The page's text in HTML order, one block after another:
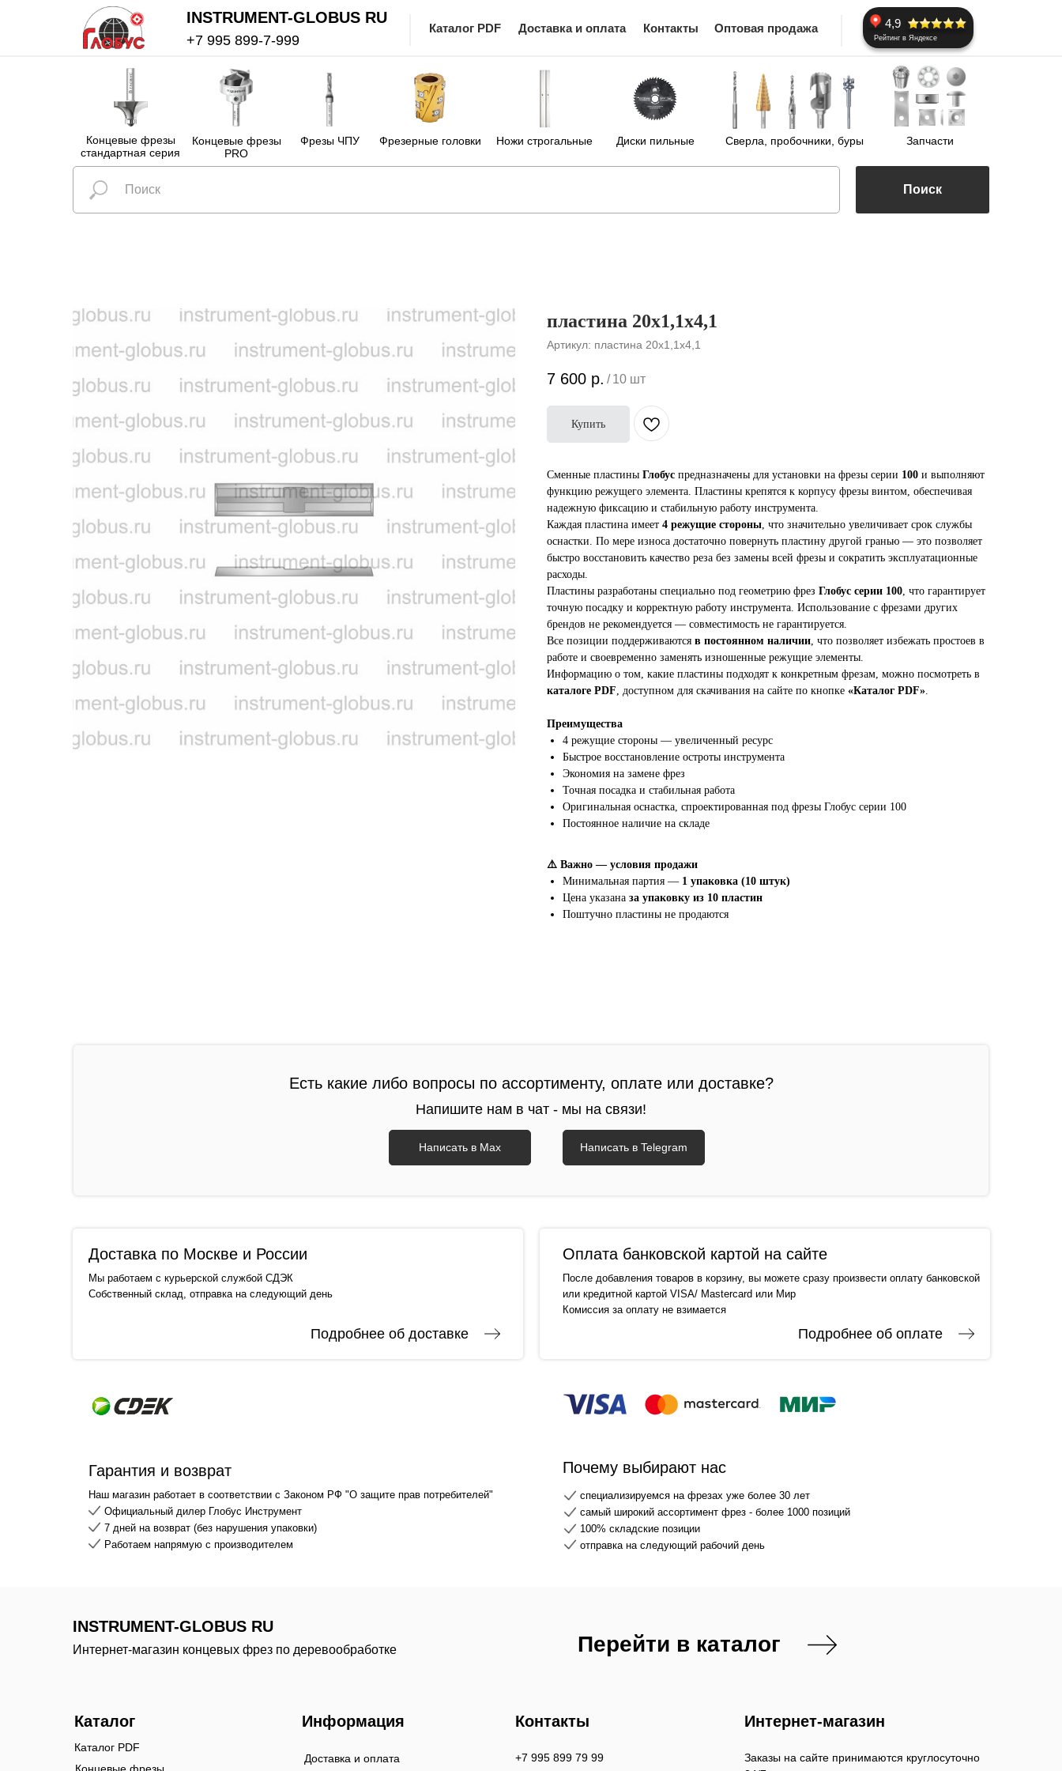
Концевые фрезы
стандартная серия
Ножи строгальные
Концевые фрезы
PRO
Фрезы ЧПУ Фрезерные головки Диски пильные Сверла, пробочники, буры Запчасти
INSTRUMENT-GLOBUS RU
Каталог PDF Доставка и оплата Контакты Оптовая продажа
+7 995 899-7-999 Рейтинг в Яндексе
4,9
Поиск
пластина 20х1,1х4,1
Артикул: пластина 20х1,1х4,1
7 600 р. / 10 шт
Купить
Сменные пластины Глобус предназначены для установки на фрезы серии 100 и выполняют
функцию режущего элемента. Пластины крепятся к корпусу фрезы винтом, обеспечивая
надежную фиксацию и стабильную работу инструмента.
Каждая пластина имеет 4 режущие стороны , что значительно увеличивает срок службы
оснастки. По мере износа достаточно повернуть пластину другой гранью — это позволяет
быстро восстановить качество реза без замены всей фрезы и сократить эксплуатационные
расходы.
Пластины разработаны специально под геометрию фрез Глобус серии 100 , что гарантирует
точную посадку и корректную работу инструмента. Использование с фрезами других
брендов не рекомендуется — совместимость не гарантируется.
Все позиции поддерживаются в постоянном наличии , что позволяет избежать простоев в
работе и своевременно заменять изношенные режущие элементы.
Информацию о том, какие пластины подходят к конкретным фрезам, можно посмотреть в
каталоге PDF , доступном для скачивания на сайте по кнопке «Каталог PDF»
Преимущества
4 режущие стороны — увеличенный ресурс
Быстрое восстановление остроты инструмента
Экономия на замене фрез
Точная посадка и стабильная работа
Оригинальная оснастка, спроектированная под фрезы Глобус серии 100
Постоянное наличие на складе
⚠️ Важно — условия продажи
Минимальная партия — 1 упаковка (10 штук)
Цена указана за упаковку из 10 пластин
Поштучно пластины не продаются
Есть какие либо вопросы по ассортименту, оплате или доставке?
Напишите нам в чат - мы на связи!
Написать в Max Написать в Telegram
Доставка по Москве и России
Мы работаем с курьерской службой СДЭК
Собственный склад, отправка на следующий день
Подробнее об доставке
Оплата банковской картой на сайте
После добавления товаров в корзину, вы можете сразу произвести оплату банковской
или кредитной картой VISA/ Mastercard или Мир
Комиссия за оплату не взимается
Подробнее об оплате
Гарантия и возврат
Наш магазин работает в соответствии с Законом РФ "О защите прав потребителей"
Почему выбирают нас
специализируемся на фрезах уже более 30 лет
самый широкий ассортимент фрез - более 1000 позиций
100% складские позиции
отправка на следующий рабочий день
Официальный дилер Глобус Инструмент
7 дней на возврат (без нарушения упаковки)
Работаем напрямую с производителем
Заказы на сайте принимаются круглосуточно
Каталог Информация Контакты
+7 995 899 79 99
Интернет-магазин
Каталог PDF
Доставка и оплата
INSTRUMENT-GLOBUS RU
Интернет-магазин концевых фрез по деревообработке Перейти в каталог